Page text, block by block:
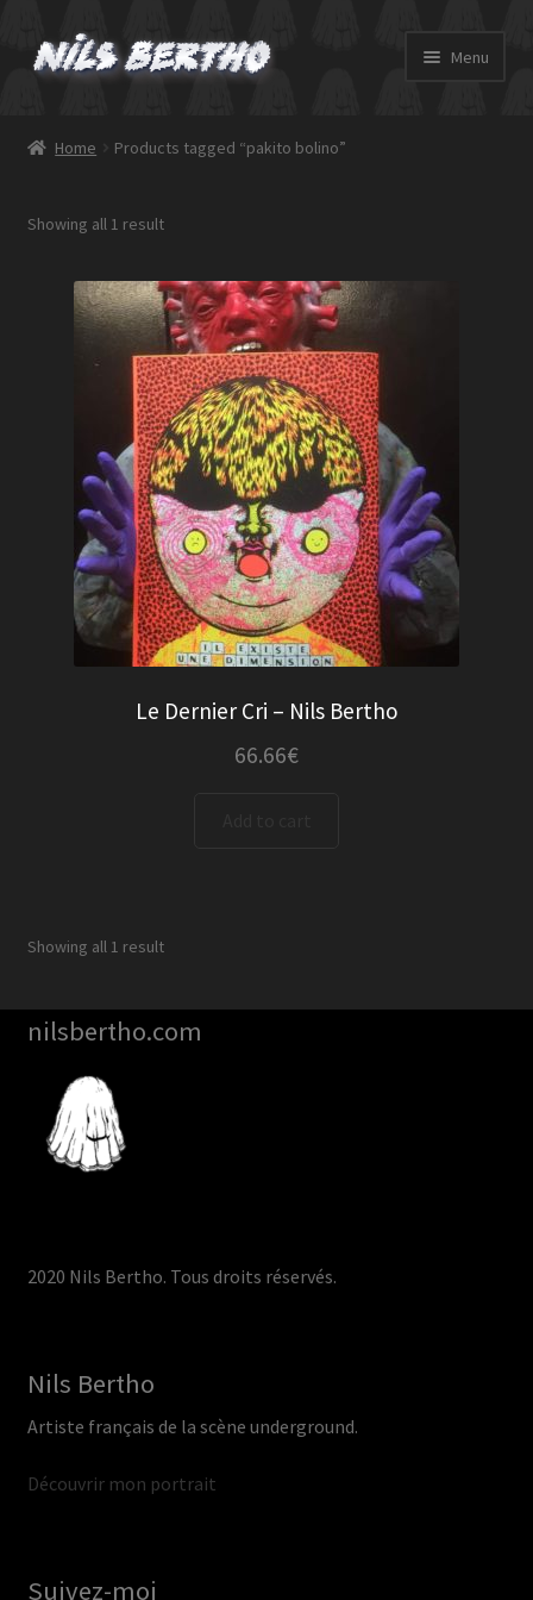
Skip
to
Skip
to
Menu
Adolf Hibou
Contact
Home Products tagged “pakito bolino”
Showing all 1 result
Le Dernier Cri – Nils Bertho
66.66€
Showing all 1 result
nilsbertho.com
2020 Nils Bertho. Tous droits réservés.
Nils Bertho
Artiste français de la scène underground.
Découvrir mon portrait
Suivez-moi